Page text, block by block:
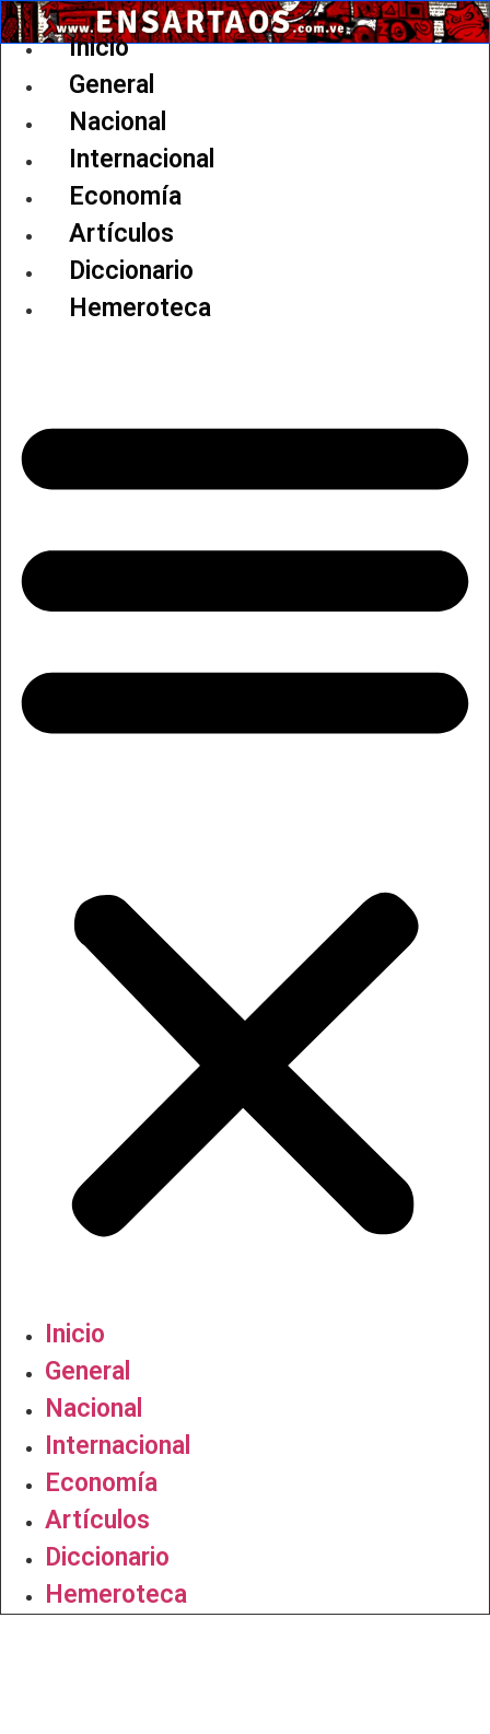
Ir
al
Inicio
General
Nacional
Internacional
Economía
Artículos
Diccionario
Hemeroteca
Inicio
General
Nacional
Internacional
Economía
Artículos
Diccionario
Hemeroteca